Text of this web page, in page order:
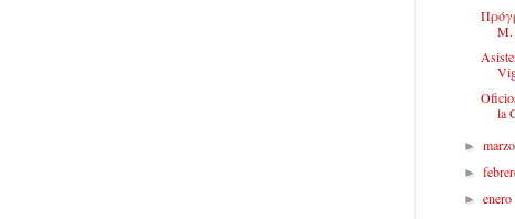
Μ.
la
►
►
►enero